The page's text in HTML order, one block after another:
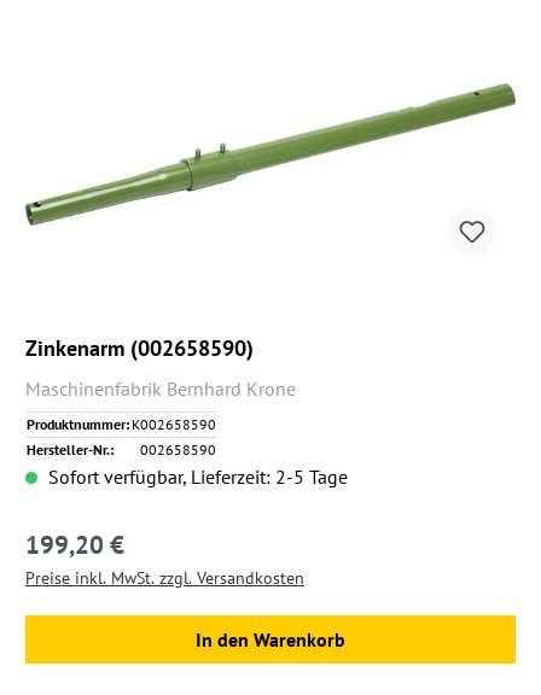
Zinkenarm (002658590)
Maschinenfabrik Bernhard Krone
Produktnummer: K002658590
Hersteller-Nr.:
002658590
Sofort verfügbar, Lieferzeit: 2-5 Tage
Regulärer Preis:
199,20 €
Preise inkl. MwSt. zzgl. Versandkosten
In den Warenkorb